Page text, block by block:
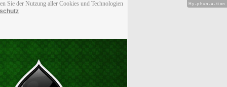
Sie der Nutzung aller Cookies und Technologien
Hy-phen-a-tion